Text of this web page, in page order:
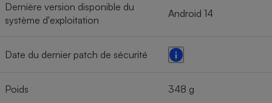
Dernière version disponible du
système d'exploitation
Android 14
Date du dernier patch de sécurité
Poids 348 g